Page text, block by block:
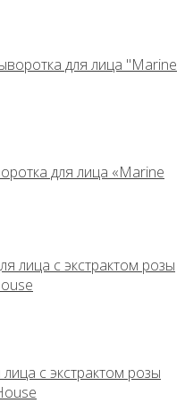
для лица «Marine
с экстрактом розы